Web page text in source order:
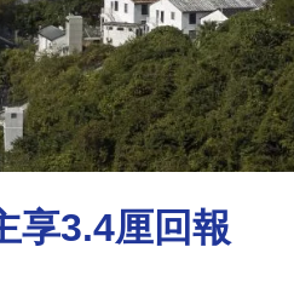
享3.4厘回報